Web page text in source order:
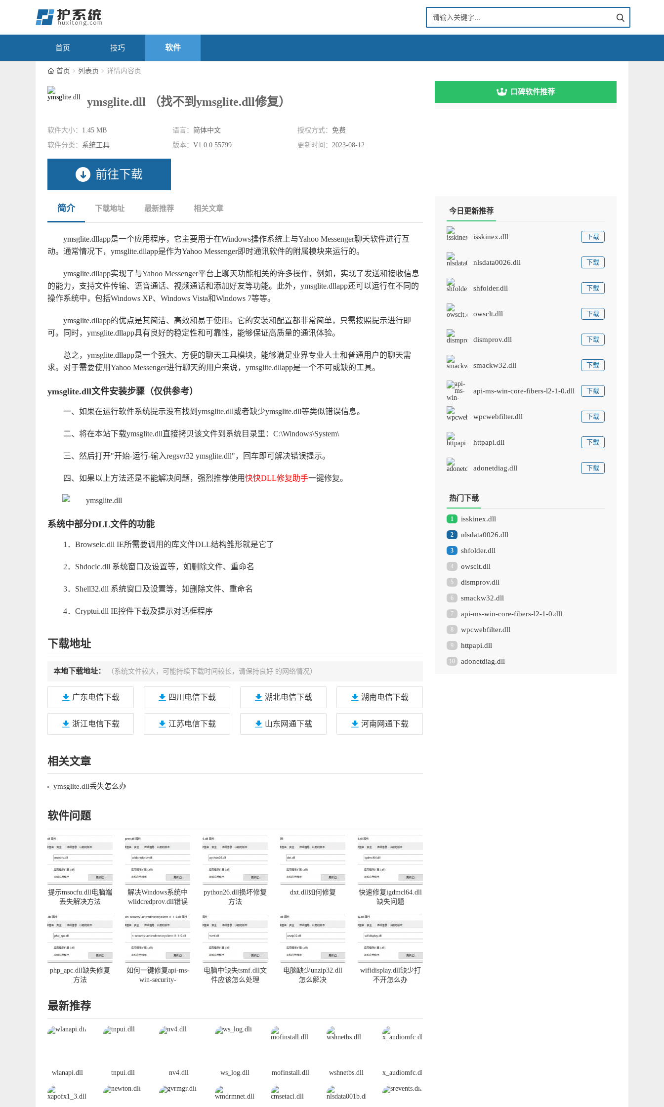
首页 技巧 软件
首页 列表页 详情内容页
ymsglite.dll （找不到ymsglite.dll修复）
软件大小： 1.45 MB 语言： 简体中文 授权方式： 免费
软件分类： 系统工具 版本： V1.0.0.55799 更新时间： 2023-08-12
前往下载
口碑软件推荐
简介 下载地址 最新推荐 相关文章
ymsglite.dllapp是一个应用程序，它主要用于在Windows操作系统上与Yahoo Messenger聊天软件进行互
动。通常情况下，ymsglite.dllapp是作为Yahoo Messenger即时通讯软件的附属模块来运行的。
ymsglite.dllapp实现了与Yahoo Messenger平台上聊天功能相关的许多操作，例如，实现了发送和接收信息
的能力，支持文件传输、语音通话、视频通话和添加好友等功能。此外，ymsglite.dllapp还可以运行在不同的
操作系统中，包括Windows XP、Windows Vista和Windows 7等等。
ymsglite.dllapp的优点是其简洁、高效和易于使用。它的安装和配置都非常简单，只需按照提示进行即
可。同时，ymsglite.dllapp具有良好的稳定性和可靠性，能够保证高质量的通讯体验。
总之，ymsglite.dllapp是一个强大、方便的聊天工具模块，能够满足业界专业人士和普通用户的聊天需
求。对于需要使用Yahoo Messenger进行聊天的用户来说，ymsglite.dllapp是一个不可或缺的工具。
ymsglite.dll文件安装步骤（仅供参考）
一、如果在运行软件系统提示没有找到ymsglite.dll或者缺少ymsglite.dll等类似错误信息。
二、将在本站下载ymsglite.dll直接拷贝该文件到系统目录里：C:\Windows\System\
三、然后打开"开始-运行-输入regsvr32 ymsglite.dll"，回车即可解决错误提示。
四、如果以上方法还是不能解决问题，强烈推荐使用快快DLL修复助手一键修复。
系统中部分DLL文件的功能
1．Browselc.dll IE所需要调用的库文件DLL结构雏形就是它了
2．Shdoclc.dll 系统窗口及设置等，如删除文件、重命名
3．Shell32.dll 系统窗口及设置等，如删除文件、重命名
4．Cryptui.dll IE控件下载及提示对话框程序
下载地址
本地下载地址： （系统文件较大，可能持续下载时间较长，请保持良好 的网络情况）
广东电信下载 四川电信下载 湖北电信下载 湖南电信下载
浙江电信下载 江苏电信下载 山东网通下载 河南网通下载
相关文章
ymsglite.dll丢失怎么办
软件问题
提示msocfu.dll电脑端
丢失解决方法
解决Windows系统中
wlidcredprov.dll错误
python26.dll损坏修复
方法
dxt.dll如何修复
快速修复igdmcl64.dll
缺失问题
php_apc.dll缺失修复
方法
如何一键修复api-ms-
win-security-
电脑中缺失tsmf.dll文
件应该怎么处理
电脑缺少unzip32.dll
怎么解决
wifidisplay.dll缺少打
不开怎么办
最新推荐
wlanapi.dll tnpui.dll nv4.dll ws_log.dll mofinstall.dll wshnetbs.dll x_audiomfc.dll
今日更新推荐
isskinex.dll 下载
nlsdata0026.dll 下载
shfolder.dll 下载
owsclt.dll 下载
dismprov.dll 下载
smackw32.dll 下载
api-ms-win-core-fibers-l2-1-0.dll 下载
wpcwebfilter.dll 下载
httpapi.dll 下载
adonetdiag.dll 下载
热门下载
1 isskinex.dll
2 nlsdata0026.dll
3 shfolder.dll
4 owsclt.dll
5 dismprov.dll
6 smackw32.dll
7 api-ms-win-core-fibers-l2-1-0.dll
8 wpcwebfilter.dll
9 httpapi.dll
10 adonetdiag.dll